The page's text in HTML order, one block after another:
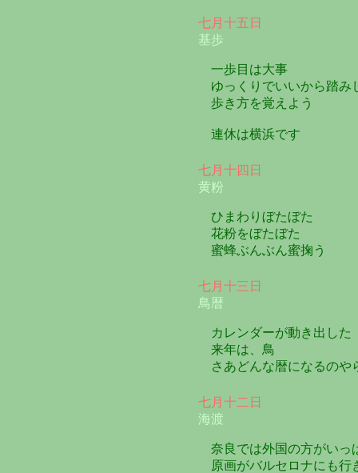
七月十五日
基歩
一歩目は大事
ゆっくりでいいから踏み
歩き方を覚えよう
連休は横浜です
七月十四日
黄粉
ひまわりぼたぼた
花粉をぼたぼた
蜜蜂ぶんぶん蜜掬う
七月十三日
鳥暦
カレンダーが動き出した
来年は、鳥
さあどんな暦になるのや
七月十二日
海渡
奈良では外国の方がいっ
原画がバルセロナにも行